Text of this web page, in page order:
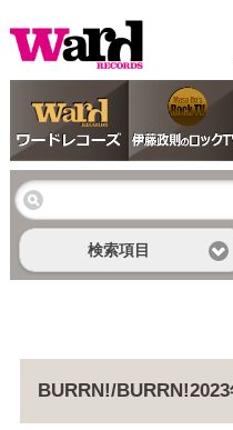
検索項目
BURRN!/BURRN!2023